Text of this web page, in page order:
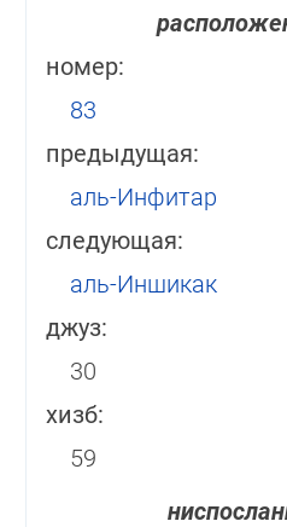
номер:
83
предыдущая:
аль-Инфитар
следующая:
аль-Иншикак
джуз:
30
хизб:
59